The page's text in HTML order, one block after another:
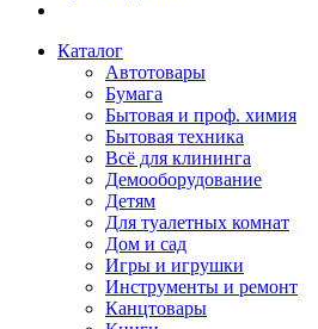
Каталог
Автотовары
Бумага
Бытовая и проф. химия
Бытовая техника
Всё для клининга
Демооборудование
Детям
Для туалетных комнат
Дом и сад
Игры и игрушки
Инструменты и ремонт
Канцтовары